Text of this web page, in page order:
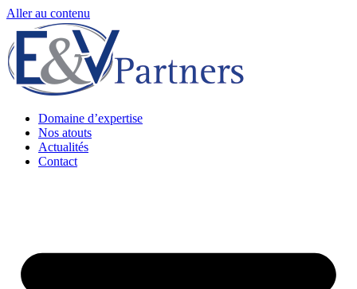
Aller au contenu
Domaine d’expertise
Nos atouts
Actualités
Contact